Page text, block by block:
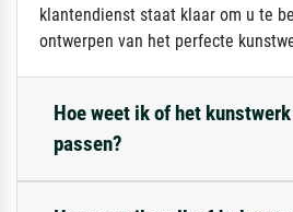
klantendienst staat klaar om u te
ontwerpen van het perfecte
Hoe weet ik of het
passen?